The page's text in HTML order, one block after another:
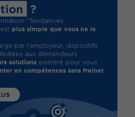
?
"Tendances
plus simple que vous ne le
par l'employeur, dispositifs
aux demandeurs
solutionsexistent pour vous
en compétences sans freiner